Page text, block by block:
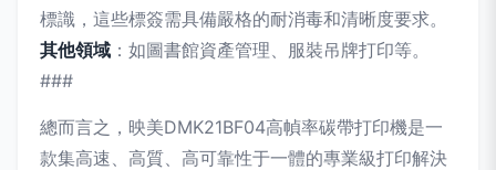
標識，這些標簽需具備嚴格的耐消毒和清晰度要求。
其他領域 ：如圖書館資產管理、服裝吊牌打印等。
###
總而言之，映美DMK21BF04高幀率碳帶打印機是一
款集高速、高質、高可靠性于一體的專業級打印解決